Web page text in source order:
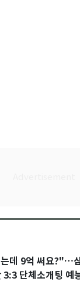
데 9억 써요?"…
단체소개팅 예